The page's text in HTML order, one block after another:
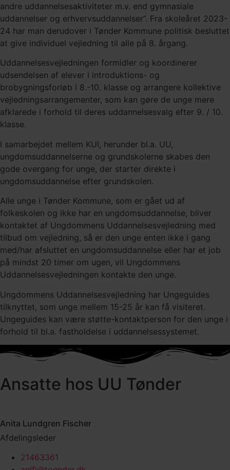
andre uddannelsesaktiviteter m.v. end gymnasiale
uddannelser og erhvervsuddannelser”. Fra skoleåret 2023-
24 har man derudover i Tønder Kommune politisk besluttet
at give individuel vejledning til alle på 8. årgang.
Uddannelsesvejledningen formidler og koordinerer
udsendelsen af elever i introduktions- og
brobygningsforløb i 8.-10. klasse og arrangere kollektive
vejledningsarrangementer, som kan gøre de unge mere
afklarede i forhold til deres uddannelsesvalg efter 9. / 10.
klasse.
I samarbejdet mellem KUI, herunder bl.a. UU,
ungdomsuddannelserne og grundskolerne skabes den
gode overgang for unge, der starter direkte i
ungdomsuddannelse efter grundskolen.
Alle unge i Tønder Kommune, som er gået ud af
folkeskolen og ikke har en ungdomsuddannelse, bliver
kontaktet af Ungdommens Uddannelsesvejledning med
tilbud om vejledning, så er den unge enten ikke i gang
med/har afsluttet en ungdomsuddannelse eller har et job
på mindst 20 timer om ugen, vil Ungdommens
Uddannelsesvejledningen kontakte den unge.
Ungdommens Uddannelsesvejledning har Ungeguides
tilknyttet, som unge mellem 15-25 år kan få visiteret.
Ungeguides kan være støtte-kontaktperson for den unge i
forhold til bl.a. fastholdelse i uddannelsessystemet.
Ansatte hos UU Tønder
Anita Lundgren Fischer
Afdelingsleder
21463361